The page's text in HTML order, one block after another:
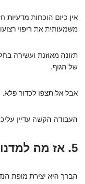
אין כיום הוכחות מדעיות
משמעותית את ריפוי
תזונה מאוזנת ועשירה
של הגוף.
אבל אל תצפו לכדור פלא.
העבודה הקשה עדיין
5. אז מה למדנו מההרפתקה בברך?
הברך היא יצירת מופת